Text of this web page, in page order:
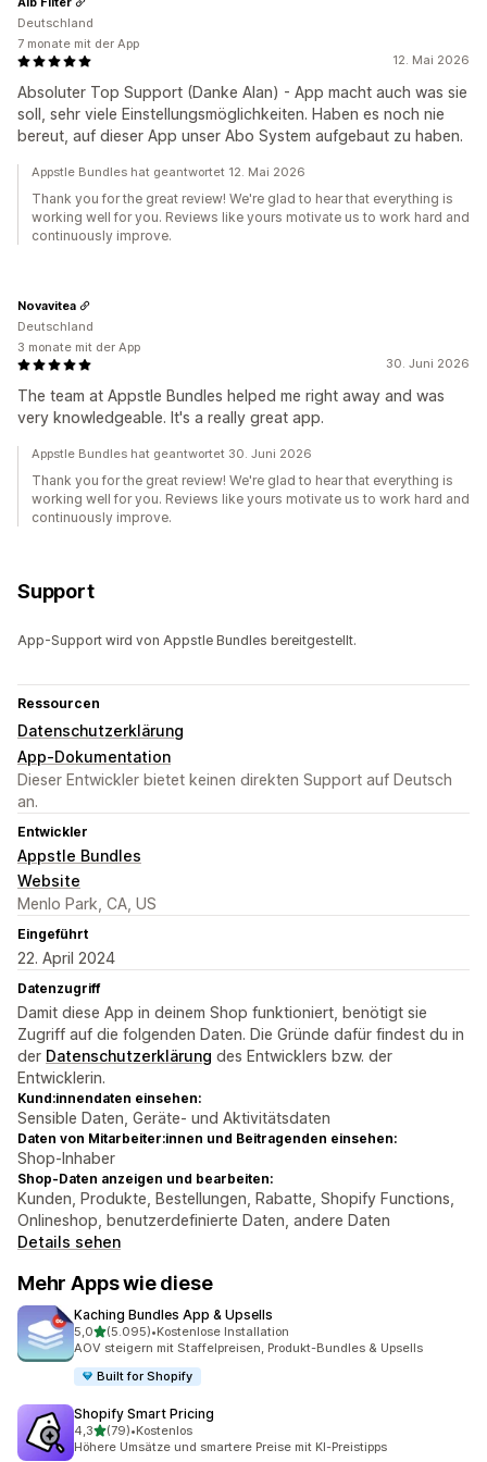
12. Mai 2026
Absoluter Top Support (Danke Alan) - App macht auch was sie
soll, sehr viele Einstellungsmöglichkeiten. Haben es noch nie
bereut, auf dieser App unser Abo System aufgebaut zu haben.
Deutschland
7 monate mit der App
Appstle Bundles hat geantwortet 12. Mai 2026
Thank you for the great review! We're glad to hear that everything is
working well for you. Reviews like yours motivate us to work hard and
continuously improve.
30. Juni 2026
The team at Appstle Bundles helped me right away and was
very knowledgeable. It's a really great app.
Novavitea
Deutschland
3 monate mit der App
Appstle Bundles hat geantwortet 30. Juni 2026
Thank you for the great review! We're glad to hear that everything is
working well for you. Reviews like yours motivate us to work hard and
continuously improve.
Support
App-Support wird von Appstle Bundles bereitgestellt.
Ressourcen
Datenschutzerklärung
App-Dokumentation
Dieser Entwickler bietet keinen direkten Support auf Deutsch
an.
Entwickler
Appstle Bundles
Website
Menlo Park, CA, US
Eingeführt
22. April 2024
Datenzugriff
Damit diese App in deinem Shop funktioniert, benötigt sie
Zugriff auf die folgenden Daten. Die Gründe dafür findest du in
der Datenschutzerklärung des Entwicklers bzw. der
Entwicklerin.
Kund:innendaten einsehen:
Sensible Daten, Geräte- und Aktivitätsdaten
Daten von Mitarbeiter:innen und Beitragenden einsehen:
Shop-Inhaber
Shop-Daten anzeigen und bearbeiten:
Kunden, Produkte, Bestellungen, Rabatte, Shopify Functions,
Onlineshop, benutzerdefinierte Daten, andere Daten
Details sehen
Mehr Apps wie diese
Kaching Bundles App & Upsells
5,0von 5 Sternen
(5.095)
5095 Rezensionen insgesamt
•Kostenlose Installation
AOV steigern mit Staffelpreisen, Produkt-Bundles & Upsells
Built for Shopify
Shopify Smart Pricing
4,3von 5 Sternen
(79)
79 Rezensionen insgesamt
•Kostenlos
Höhere Umsätze und smartere Preise mit KI-Preistipps